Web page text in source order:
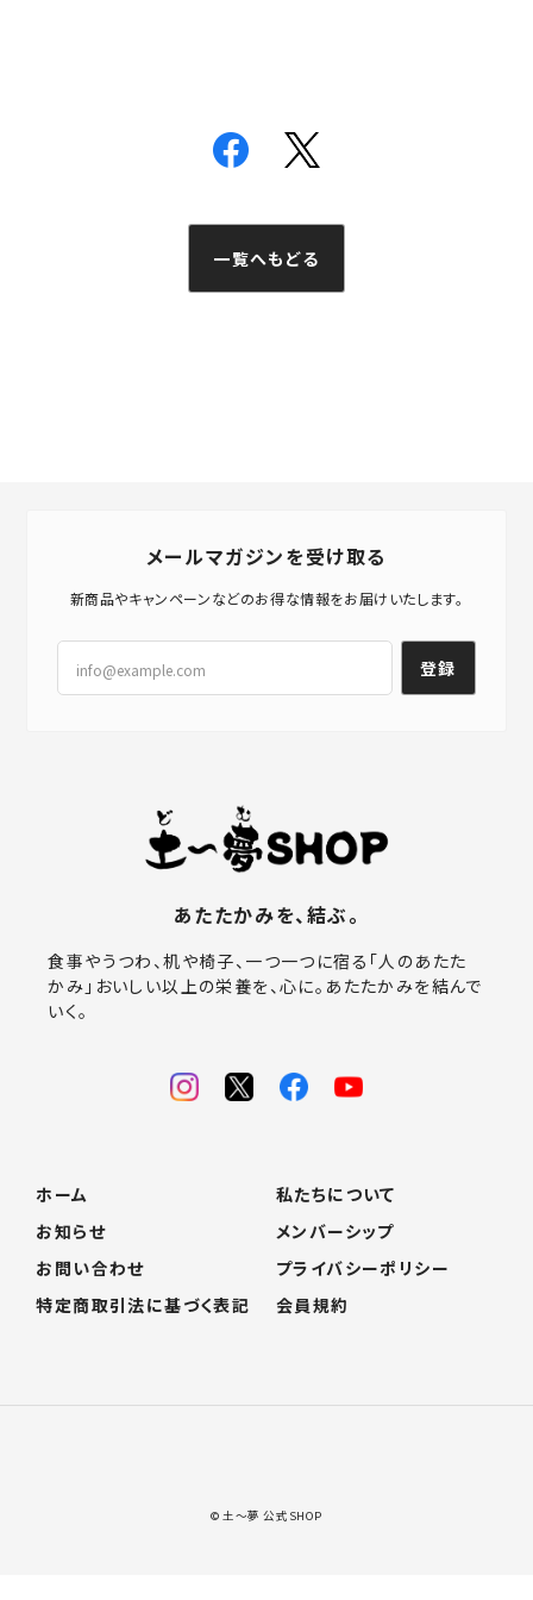
一覧へもどる
メールマガジンを受け取る
新商品やキャンペーンなどのお得な情報をお届けいたします。
登録
あたたかみを、結ぶ。
食事やうつわ、机や椅子、一つ一つに宿る「人のあたた
かみ」おいしい以上の栄養を、心に。あたたかみを結んで
いく。
ホーム
私たちについて
お知らせ
メンバーシップ
お問い合わせ
プライバシーポリシー
特定商取引法に基づく表記
会員規約
© 土〜夢 公式SHOP